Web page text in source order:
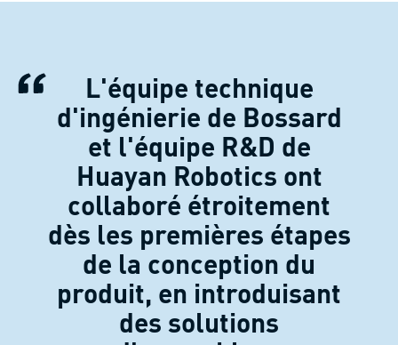
L'équipe technique
d'ingénierie de Bossard
et l'équipe R&D de
Huayan Robotics ont
collaboré étroitement
dès les premières étapes
de la conception du
produit, en introduisant
des solutions